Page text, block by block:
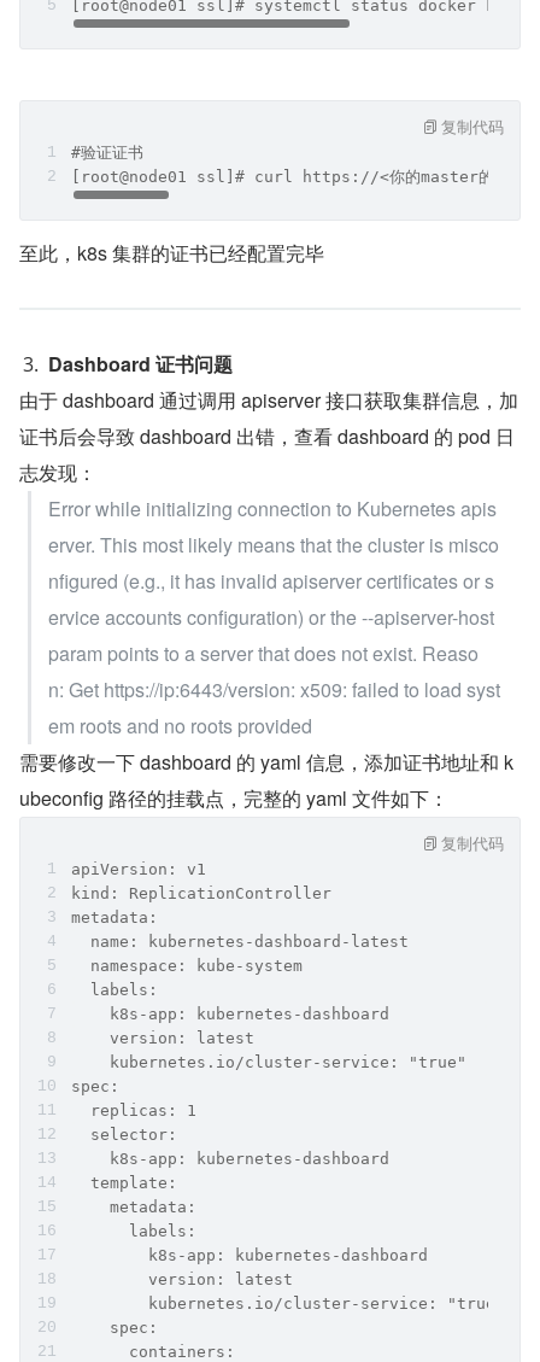
[root@node01 ssl]# systemctl status docker
#验证证书
[root@node01 ssl]# curl https://<你的master的
复制代码
至此，k8s 集群的证书已经配置完毕
Dashboard 证书问题
由于 dashboard 通过调用 apiserver 接口获取集群信息，加
证书后会导致 dashboard 出错，查看 dashboard 的 pod 日
志发现：
Error while initializing connection to Kubernetes apis
erver. This most likely means that the cluster is misco
nfigured (e.g., it has invalid apiserver certificates or s
ervice accounts configuration) or the --apiserver-host
param points to a server that does not exist. Reaso
n: Get https://ip:6443/version: x509: failed to load syst
em roots and no roots provided
需要修改一下 dashboard 的 yaml 信息，添加证书地址和 k
ubeconfig 路径的挂载点，完整的 yaml 文件如下：
apiVersion: v1
kind: ReplicationController
metadata:
  name: kubernetes-dashboard-latest
  namespace: kube-system
  labels:
    k8s-app: kubernetes-dashboard
    version: latest
    kubernetes.io/cluster-service: "true"
spec:
  replicas: 1
  selector:
    k8s-app: kubernetes-dashboard
  template:
    metadata:
      labels:
        k8s-app: kubernetes-dashboard
        version: latest
        kubernetes.io/cluster-service: "true"
    spec:
      containers:
复制代码